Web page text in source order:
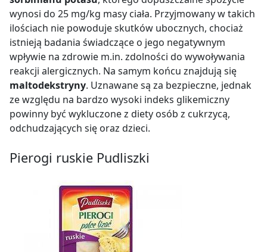
wynosi do 25 mg/kg masy ciała. Przyjmowany w takich
ilościach nie powoduje skutków ubocznych, chociaż
istnieją badania świadczące o jego negatywnym
wpływie na zdrowie m.in. zdolności do wywoływania
reakcji alergicznych. Na samym końcu znajdują się
maltodekstryny. Uznawane są za bezpieczne, jednak
ze względu na bardzo wysoki indeks glikemiczny
powinny być wykluczone z diety osób z cukrzycą,
odchudzających się oraz dzieci.
Pierogi ruskie Pudliszki